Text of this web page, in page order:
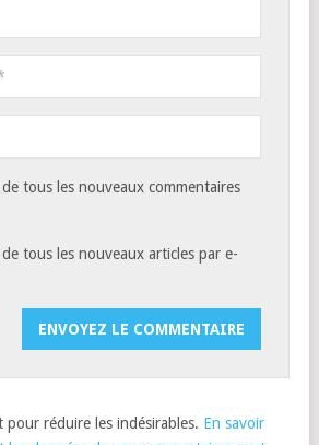
tous les nouveaux commentaires
tous les nouveaux articles par e-
pour réduire les indésirables. En savoir